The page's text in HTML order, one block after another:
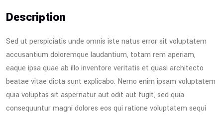
Description
Sed ut perspiciatis unde omnis iste natus error sit voluptatem
accusantium doloremque laudantium, totam rem aperiam,
eaque ipsa quae ab illo inventore veritatis et quasi architecto
beatae vitae dicta sunt explicabo. Nemo enim ipsam voluptatem
quia voluptas sit aspernatur aut odit aut fugit, sed quia
consequuntur magni dolores eos qui ratione voluptatem sequi